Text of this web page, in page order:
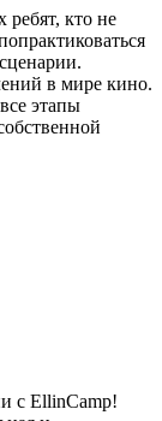
ребят, кто не
в мире кино.
этапы
c EllinCamp!